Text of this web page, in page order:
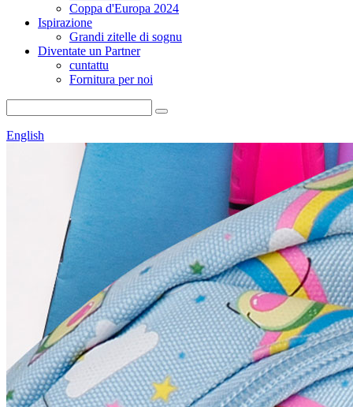
Coppa d'Europa 2024
Ispirazione
Grandi zitelle di sognu
Diventate un Partner
cuntattu
Fornitura per noi
English